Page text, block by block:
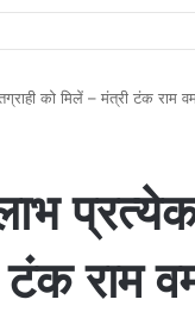
को मिलें – मंत्री टंक राम
राम